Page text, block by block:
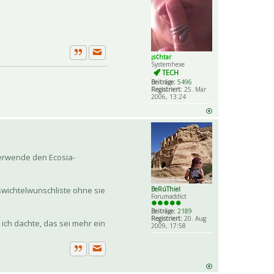
¡s¢htar
Systemhexe
Beiträge: 5496
Registriert: 25. Mär
2006, 13:24
ZitatPrivate Nachricht senden
BeRúThiel
Forumaddict
Beiträge: 2189
Registriert: 20. Aug
2009, 17:58
den Ecosia-
ohne sie
dachte, das sei mehr ein
ZitatPrivate Nachricht senden